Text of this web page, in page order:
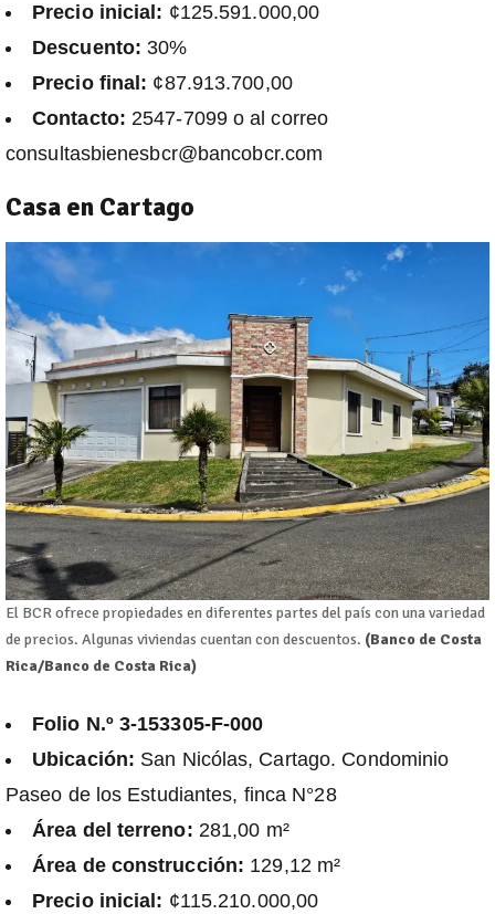
Precio inicial: ¢125.591.000,00
Descuento: 30%
Precio final: ¢87.913.700,00
Contacto: 2547-7099 o al correo
consultasbienesbcr@bancobcr.com
Casa en Cartago
El BCR ofrece propiedades en diferentes partes del país con una variedad
de precios. Algunas viviendas cuentan con descuentos. (Banco de Costa
Rica/Banco de Costa Rica)
Folio N.º 3-153305-F-000
Ubicación: San Nicólas, Cartago. Condominio
Paseo de los Estudiantes, finca N°28
Área del terreno: 281,00 m²
Área de construcción: 129,12 m²
Precio inicial: ¢115.210.000,00